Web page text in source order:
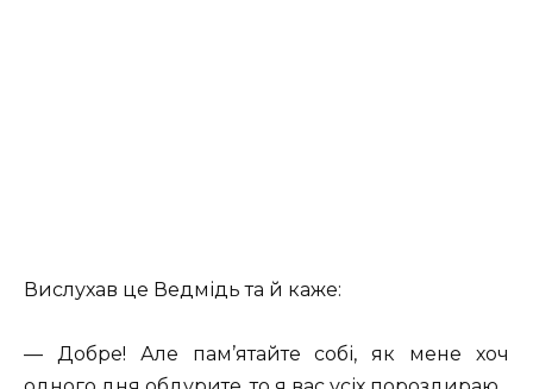
Вислухав це Ведмідь та й каже:
— Добре! Але пам’ятайте собі, як мене хоч